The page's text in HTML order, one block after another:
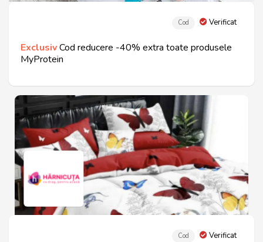
Cod Verificat
ExclusivCod reducere -40% extra toate produsele
MyProtein
Cod Verificat